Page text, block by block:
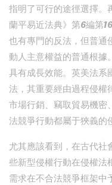
指明了可行的途徑選擇。
蘭平易近法典》第6編第
也有專門的反法，但普通
動人主意權益的普通根據
具有成長效能。英美法系
法，其重要經由過程侵權
市場行銷、竊取貿易機密
法競爭行動都屬于狹義的
尤其應該看到，在古代社
些新型侵權行動在侵權法
需求在不合法競爭框架中